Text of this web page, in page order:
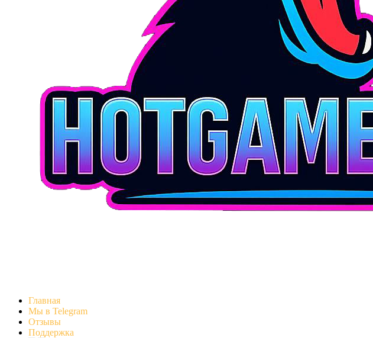
Главная
Мы в Telegram
Отзывы
Поддержка